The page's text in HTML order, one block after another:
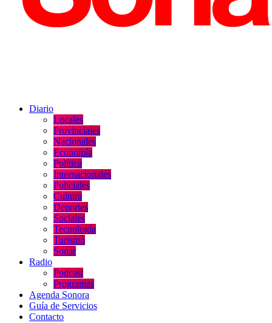
Diario
Locales
Provinciales
Nacionales
Economía
Política
Internacionales
Policiales
Cultura
Deportes
Sociales
Tecnología
Turismo
Sonar
Radio
Podcast
Programas
Agenda Sonora
Guía de Servicios
Contacto